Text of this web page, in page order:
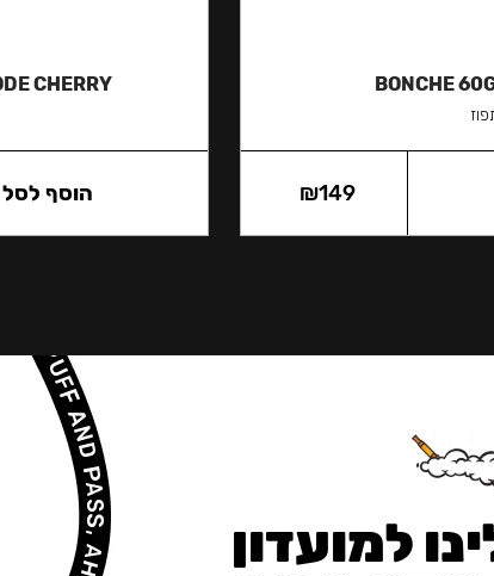
BONCHE
₪149
CHERRY
הוסף לסל
למועדון